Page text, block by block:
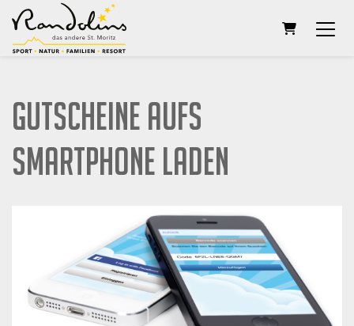
Gutscheine aufs
Smartphone laden